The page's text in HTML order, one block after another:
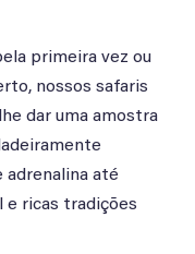
primeira vez ou
nossos safaris
dar uma amostra
adrenalina até
e ricas tradições